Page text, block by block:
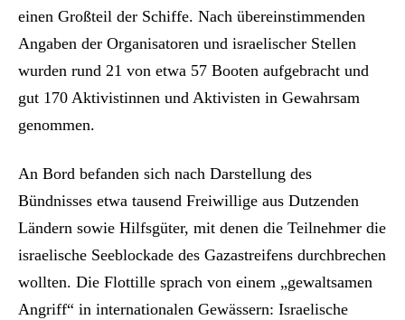
einen Großteil der Schiffe. Nach übereinstimmenden
Angaben der Organisatoren und israelischer Stellen
wurden rund 21 von etwa 57 Booten aufgebracht und
gut 170 Aktivistinnen und Aktivisten in Gewahrsam
genommen.
An Bord befanden sich nach Darstellung des
Bündnisses etwa tausend Freiwillige aus Dutzenden
Ländern sowie Hilfsgüter, mit denen die Teilnehmer die
israelische Seeblockade des Gazastreifens durchbrechen
wollten. Die Flottille sprach von einem „gewaltsamen
Angriff“ in internationalen Gewässern: Israelische